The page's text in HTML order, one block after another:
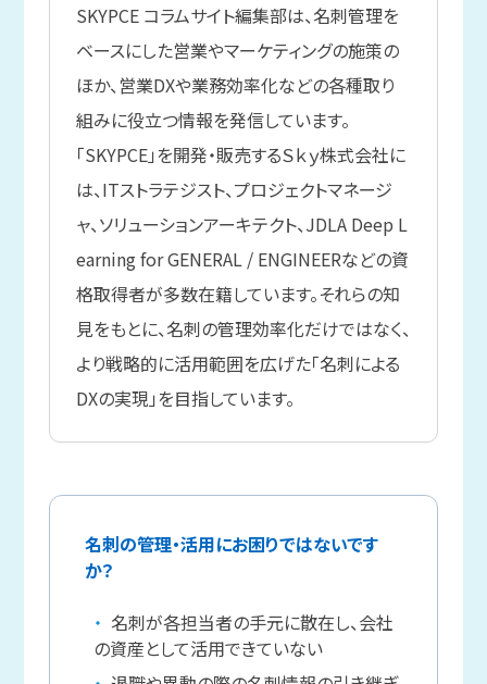
SKYPCE コラムサイト編集部は、名刺管理を
ベースにした営業やマーケティングの施策の
ほか、営業DXや業務効率化などの各種取り
組みに役立つ情報を発信しています。
「SKYPCE」を開発・販売するＳｋｙ株式会社に
は、ITストラテジスト、プロジェクトマネージ
ャ、ソリューションアーキテクト、JDLA Deep L
earning for GENERAL / ENGINEERなどの資
格取得者が多数在籍しています。それらの知
見をもとに、名刺の管理効率化だけではなく、
より戦略的に活用範囲を広げた「名刺による
DXの実現」を目指しています。
名刺の管理・活用にお困りではないです
か？
名刺が各担当者の手元に散在し、会社
の資産として活用できていない